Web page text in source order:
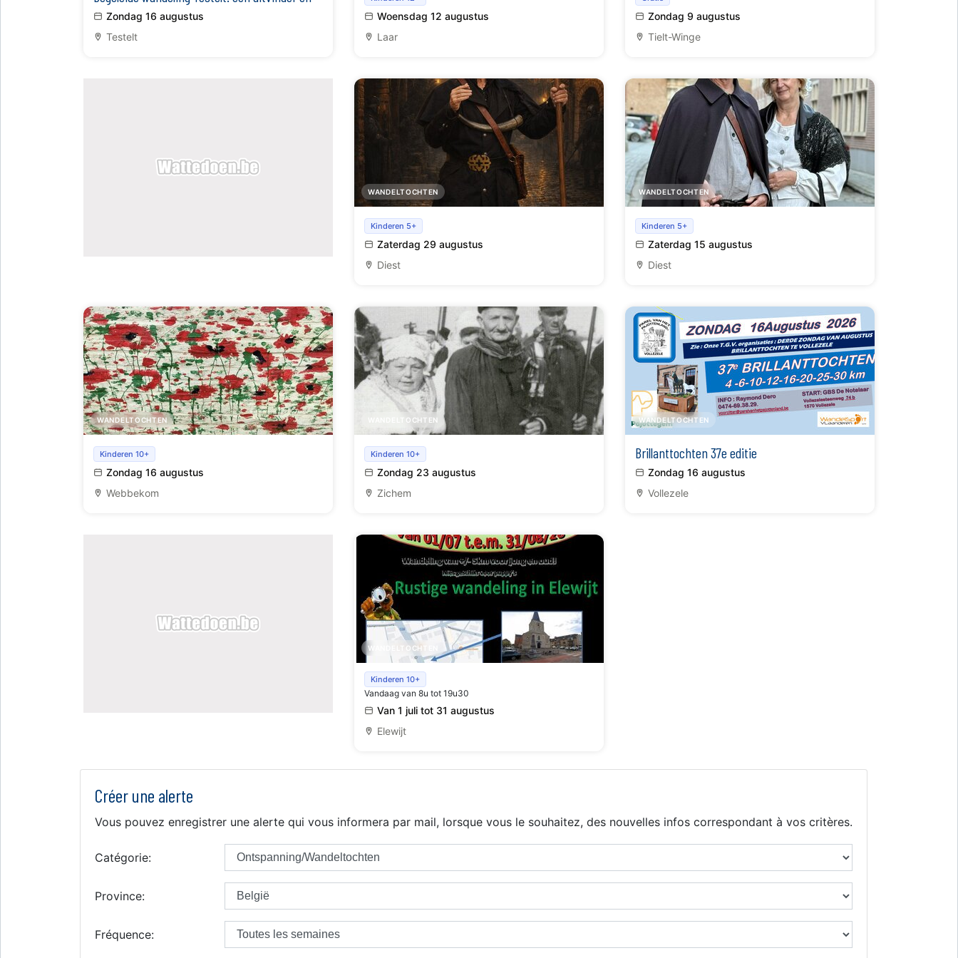
wijngaarden en zoveel meer
Zondag 16 augustus
Testelt
(Landen).
Woensdag 12 augustus
Laar
Zondag 9 augustus
Tielt-Winge
WANDELTOCHTEN
Met de nachtwachter op ronde in middeleeuws
Diest
Kinderen 5+
Zaterdag 29 augustus
Diest
WANDELTOCHTEN
De nachtwachter vertelt over... het begijnhof
Kinderen 5+
Zaterdag 15 augustus
Diest
WANDELTOCHTEN
Zondagse wandeling: Webbekom heeft het
allemaal
Kinderen 10+
Zondag 16 augustus
Webbekom
WANDELTOCHTEN
Themaroute: Dansen en schieten met de
Mennekes van Plezier
Kinderen 10+
Zondag 23 augustus
Zichem
WANDELTOCHTEN
Brillanttochten 37e editie
Zondag 16 augustus
Vollezele
WANDELTOCHTEN
Wandel - Fotozoektocht Kacez
Kinderen 10+
Vandaag van 8u tot 19u30
Van 1 juli tot 31 augustus
Elewijt
Créer une alerte
Vous pouvez enregistrer une alerte qui vous informera par mail, lorsque vous le souhaitez, des nouvelles infos correspondant à vos critères.
Catégorie:
Province:
Fréquence: